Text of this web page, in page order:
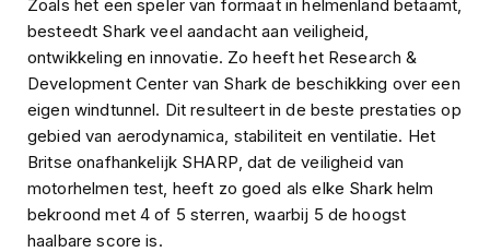
n
K
i
n
d
e
r
c
o
o
Zoals het een speler van formaat in helmenland betaamt,
besteedt Shark veel aandacht aan veiligheid,
ontwikkeling en innovatie. Zo heeft het Research &
Development Center van Shark de beschikking over een
eigen windtunnel. Dit resulteert in de beste prestaties op
gebied van aerodynamica, stabiliteit en ventilatie. Het
Britse onafhankelijk SHARP, dat de veiligheid van
motorhelmen test, heeft zo goed als elke Shark helm
bekroond met 4 of 5 sterren, waarbij 5 de hoogst
haalbare score is.